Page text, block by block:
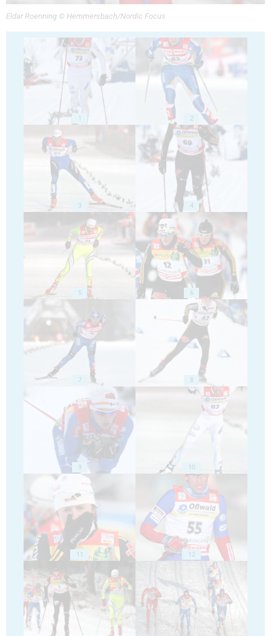
Eldar Roenning © Hemmersbach/Nordic Focus
1 2
3 4
5 6
7 8
9 10
11 12